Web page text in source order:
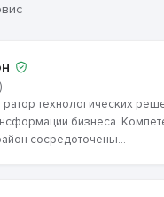
технологических
бизнеса.
сосредоточены...